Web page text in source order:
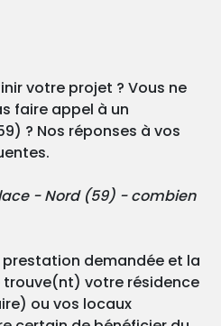
votre projet ? Vous ne
faire appel à un
? Nos réponses à vos
- Nord (59) - combien
prestation demandée et la
trouve(nt) votre résidence
ou vos locaux